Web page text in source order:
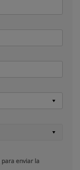
para enviar la